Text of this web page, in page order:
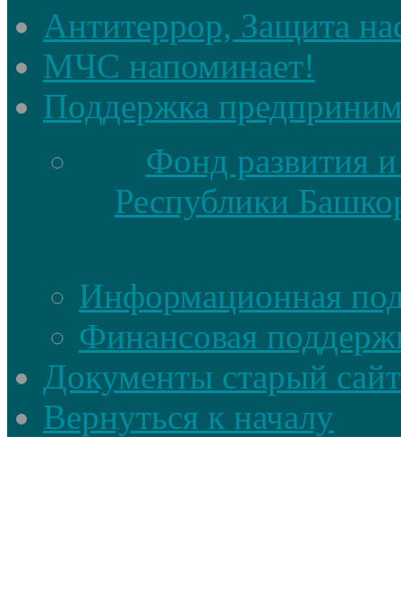
Антитеррор, Защита
МЧС напоминает!
Поддержка
Фонд развития
Республики
Информационная
Финансовая
Документы старый сайт
Вернуться к началу